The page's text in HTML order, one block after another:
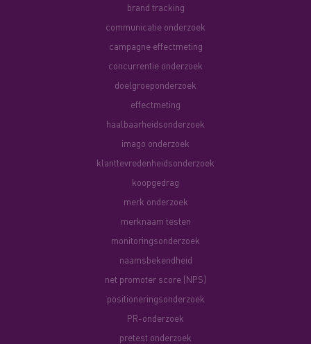
brand tracking
communicatie onderzoek
campagne effectmeting
concurrentie onderzoek
doelgroeponderzoek
effectmeting
haalbaarheidsonderzoek
imago onderzoek
klanttevredenheidsonderzoek
koopgedrag
merk onderzoek
merknaam testen
monitoringsonderzoek
naamsbekendheid
net promoter score (NPS)
positioneringsonderzoek
PR-onderzoek
pretest onderzoek